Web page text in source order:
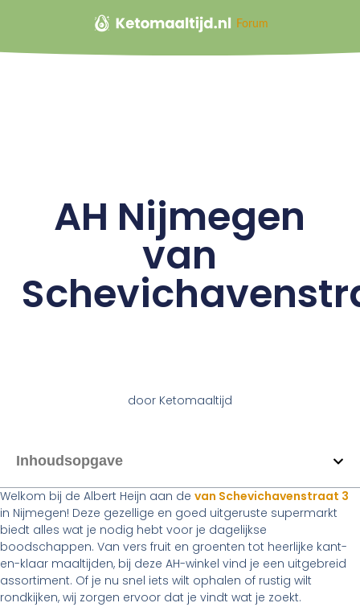
Forum
AH Nijmegen
van
doorKetomaaltijd
Inhoudsopgave
Welkom bij de Albert Heijn aan de van Schevichavenstraat 3
in Nijmegen! Deze gezellige en goed uitgeruste supermarkt
biedt alles wat je nodig hebt voor je dagelijkse
boodschappen. Van vers fruit en groenten tot heerlijke kant-
en-klaar maaltijden, bij deze AH-winkel vind je een uitgebreid
assortiment. Of je nu snel iets wilt ophalen of rustig wilt
rondkijken, wij zorgen ervoor dat je vindt wat je zoekt.